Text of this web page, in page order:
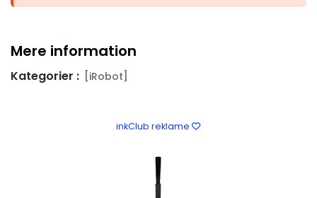
Mere information
Kategorier : [iRobot]
inkClub reklame